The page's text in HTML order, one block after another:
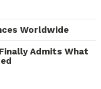
Worldwide
Admits What